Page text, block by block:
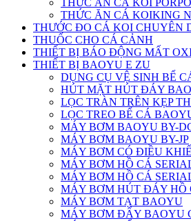
THỨC ĂN CÁ KOI
THỨC ĂN CÁ KOIKING
THƯỚC ĐO CÁ KOI CHUYÊN
THUỐC CHO CÁ CẢNH
THIẾT BỊ BÁO ĐỘNG MẤT OXI
THIẾT BỊ BAOYU E ZU
DỤNG CỤ VỆ SINH BỂ
HÚT MẶT HÚT ĐÁY
LỌC TRÀN TRÊN KẸP
LỌC TREO BỂ CÁ
MÁY BƠM BAOYU BY-
MÁY BƠM BAOYU BY-JP
MÁY BƠM CÓ ĐIỀU
MÁY BƠM HỒ CÁ
MÁY BƠM HỒ CÁ
MÁY BƠM HÚT ĐÁY HỒ
MÁY BƠM TẠT BAOYU
MÁY BƠM ĐẨY BAOYU